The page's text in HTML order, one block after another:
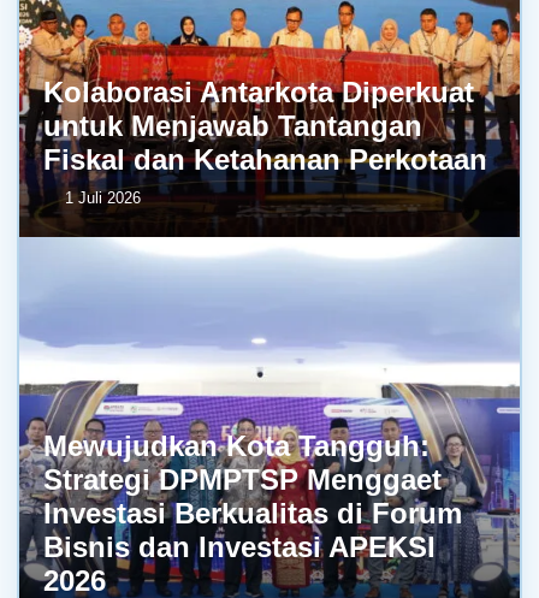
Kolaborasi Antarkota Diperkuat
untuk Menjawab Tantangan
Fiskal dan Ketahanan Perkotaan
1 Juli 2026
Mewujudkan Kota Tangguh:
Strategi DPMPTSP Menggaet
Investasi Berkualitas di Forum
Bisnis dan Investasi APEKSI
2026